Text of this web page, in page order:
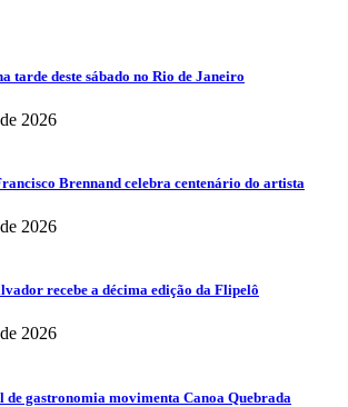
tarde deste sábado no Rio de Janeiro
2026
Brennand celebra centenário do artista
2026
recebe a décima edição da Flipelô
2026
de gastronomia movimenta Canoa Quebrada